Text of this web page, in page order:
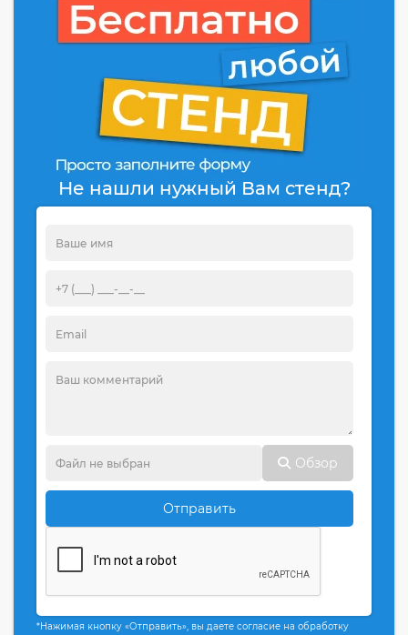
Не нашли нужный Вам стенд?
Обзор
Отправить
*Нажимая кнопку «Отправить», вы даете согласие на обработку